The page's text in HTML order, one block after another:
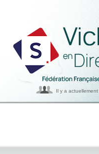
Il y a actuellement